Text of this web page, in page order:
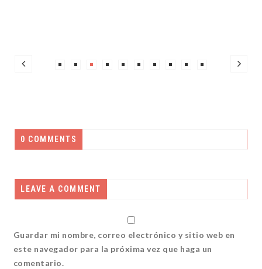
0 COMMENTS
LEAVE A COMMENT
Guardar mi nombre, correo electrónico y sitio web en
este navegador para la próxima vez que haga un
comentario.